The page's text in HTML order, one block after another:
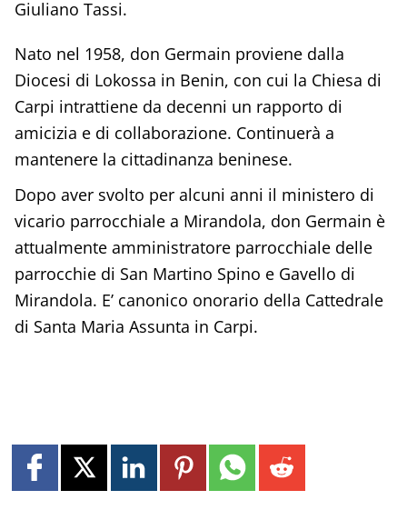
Giuliano Tassi.
Nato nel 1958, don Germain proviene dalla
Diocesi di Lokossa in Benin, con cui la Chiesa di
Carpi intrattiene da decenni un rapporto di
amicizia e di collaborazione. Continuerà a
mantenere la cittadinanza beninese.
Dopo aver svolto per alcuni anni il ministero di
vicario parrocchiale a Mirandola, don Germain è
attualmente amministratore parrocchiale delle
parrocchie di San Martino Spino e Gavello di
Mirandola. E’ canonico onorario della Cattedrale
di Santa Maria Assunta in Carpi.